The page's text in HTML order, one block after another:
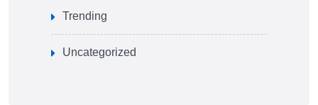
Trending
Uncategorized